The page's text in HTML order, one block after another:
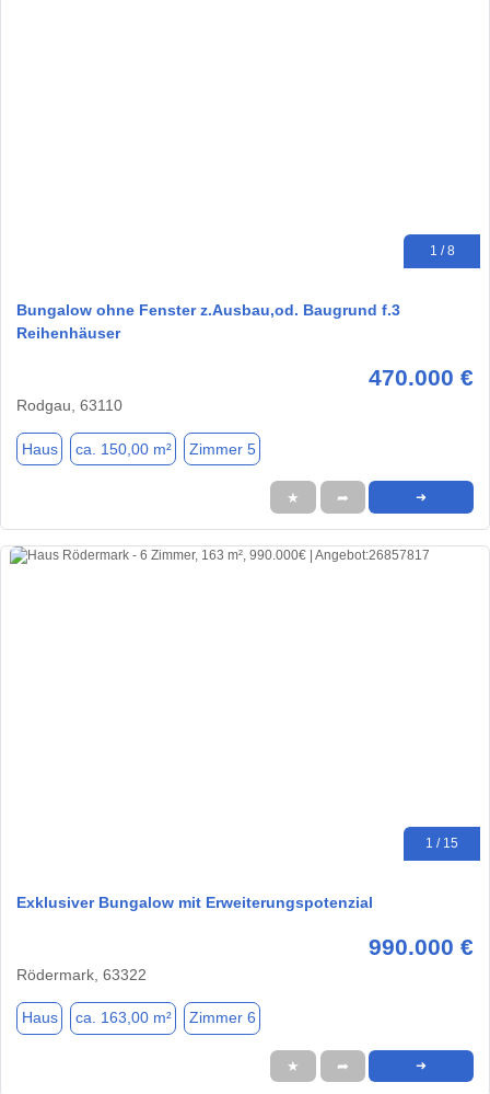
1 / 8
Bungalow ohne Fenster z.Ausbau,od. Baugrund f.3
Reihenhäuser
470.000 €
Rodgau, 63110
Haus ca. 150,00 m² Zimmer 5
★ ➦ ➜
1 / 15
Exklusiver Bungalow mit Erweiterungspotenzial
990.000 €
Rödermark, 63322
Haus ca. 163,00 m² Zimmer 6
★ ➦ ➜